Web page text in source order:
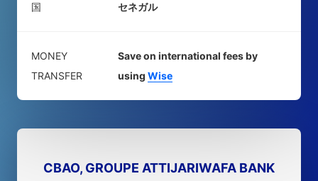
国 セネガル
MONEY
TRANSFER
Save on international fees by
using Wise
CBAO, GROUPE ATTIJARIWAFA BANK